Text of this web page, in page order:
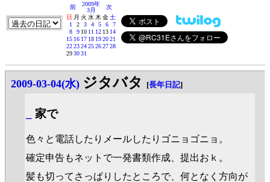
前
2009年
3月
次
日 月 火 水木金土
1
2 3 4 5 6
7
8
9 10 11 12 13 14
15 16 17 18 192021
22232425262728
293031
2009-03-04(水) ジタバタ [長年日記]
家で
色々と電話したりメールしたりゴニョゴニョ。
確定申告もネットで一発書類作成、提出おｋ。
髪も切ってさっぱりしたところで、何となく方向が